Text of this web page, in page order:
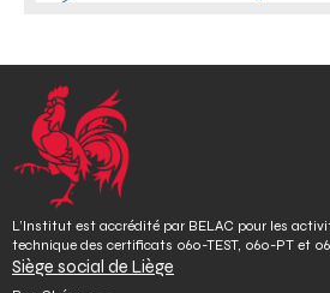
L’Institut est accrédité par BELAC pour les
technique des certificats 060-TEST, 060-PT et
Siège social de Liège